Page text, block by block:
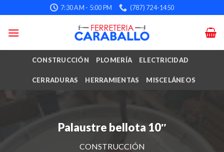
to
content
7:30 AM - 5:00 PM (787) 724-1450
CONSTRUCCIÓN PLOMERÍA ELECTRICIDAD
CERRADURAS HERRAMIENTAS MISCELÁNEOS
Palaustre bellota 10″
CONSTRUCCIÓN